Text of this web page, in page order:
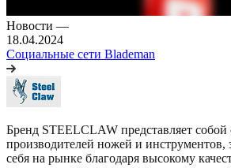
Новости —
18.04.2024
Социальные сети Blademan
Бренд STEELCLAW представляет собой
производителей ножей и инструментов,
себя на рынке благодаря высокому